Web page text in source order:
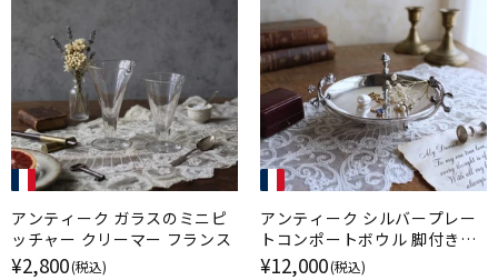
アンティーク ガラスのミニピ
ッチャー クリーマー フランス
¥2,800(税込)
アンティーク シルバープレー
トコンポートボウル 脚付きデ
ィッシュ フランス
¥12,000(税込)